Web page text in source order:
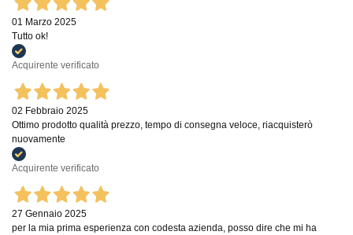
01 Marzo 2025
Tutto ok!
Acquirente verificato
02 Febbraio 2025
Ottimo prodotto qualità prezzo, tempo di consegna veloce, riacquisterò
nuovamente
Acquirente verificato
27 Gennaio 2025
per la mia prima esperienza con codesta azienda, posso dire che mi ha